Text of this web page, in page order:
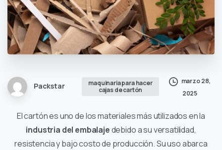
Packstar
maquinaria para hacer
cajas de cartón
marzo 28,
2025
El cartón es uno de los materiales más utilizados en la
industria del embalajedebido a su versatilidad,
resistencia y bajo costo de producción. Su uso abarca